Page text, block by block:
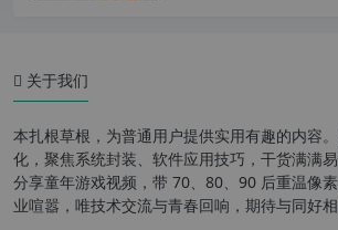
关于我们
本扎根草根，为普通用户提供实用有趣的内容
化，聚焦系统封装、软件应用技巧，干货满满
分享童年游戏视频，带 70、80、90 后重温像
业喧嚣，唯技术交流与青春回响，期待与同好